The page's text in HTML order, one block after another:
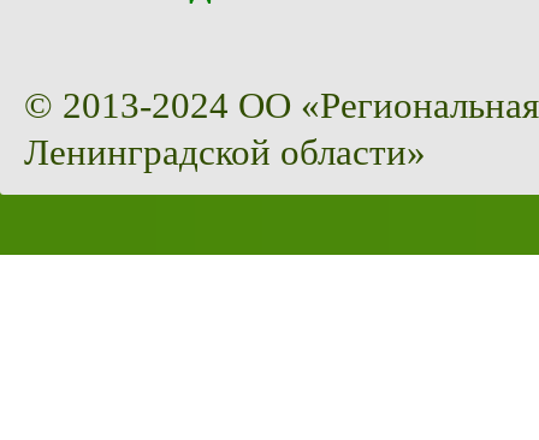
© 2013-2024 ОО
Ленинградской области»